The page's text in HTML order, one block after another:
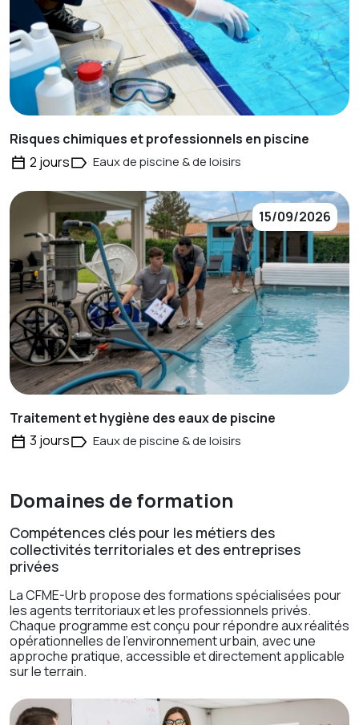
Risques chimiques et professionnels en piscine
2 jours
Eaux de piscine & de loisirs
15/09/2026
Traitement et hygiène des eaux de piscine
3 jours
Eaux de piscine & de loisirs
Domaines de formation
Compétences clés pour les métiers des
collectivités territoriales et des entreprises
privées
La CFME-Urb propose des formations spécialisées pour
les agents territoriaux et les professionnels privés.
Chaque programme est conçu pour répondre aux réalités
opérationnelles de l'environnement urbain, avec une
approche pratique, accessible et directement applicable
sur le terrain.